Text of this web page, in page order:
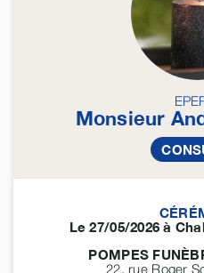
Monsieur
Le 27/05/2026 à
POMPES
22, rue Roger